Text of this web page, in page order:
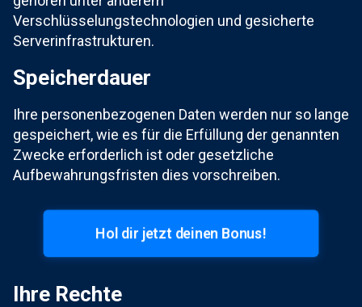
Verschlüsselungstechnologien und gesicherte
Serverinfrastrukturen.
Speicherdauer
Ihre personenbezogenen Daten werden nur so lange
gespeichert, wie es für die Erfüllung der genannten
Zwecke erforderlich ist oder gesetzliche
Aufbewahrungsfristen dies vorschreiben.
Hol dir jetzt deinen Bonus!
Ihre Rechte